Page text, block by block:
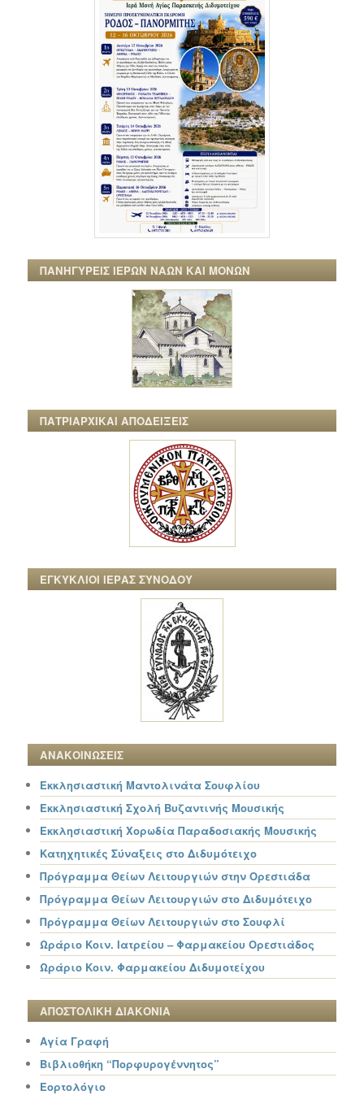
ΠΑΝΗΓΥΡΕΙΣ ΙΕΡΩΝ ΝΑΩΝ ΚΑΙ ΜΟΝΩΝ
ΠΑΤΡΙΑΡΧΙΚΑΙ ΑΠΟΔΕΙΞΕΙΣ
ΕΓΚΥΚΛΙΟΙ ΙΕΡΑΣ ΣΥΝΟΔΟΥ
ΑΝΑΚΟΙΝΩΣΕΙΣ
Εκκλησιαστική Μαντολινάτα Σουφλίου
Εκκλησιαστική Σχολή Βυζαντινής Μουσικής
Εκκλησιαστική Χορωδία Παραδοσιακής Μουσικής
Κατηχητικές Σύναξεις στο Διδυμότειχο
Πρόγραμμα Θείων Λειτουργιών στην Ορεστιάδα
Πρόγραμμα Θείων Λειτουργιών στο Διδυμότειχο
Πρόγραμμα Θείων Λειτουργιών στο Σουφλί
Ωράριο Κοιν. Ιατρείου – Φαρμακείου Ορεστιάδος
Ωράριο Κοιν. Φαρμακείου Διδυμοτείχου
ΑΠΟΣΤΟΛΙΚΗ ΔΙΑΚΟΝΙΑ
Αγία Γραφή
Βιβλιοθήκη “Πορφυρογέννητος”
Εορτολόγιο